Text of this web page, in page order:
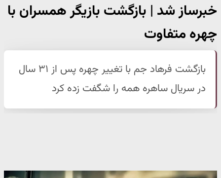
خبرساز شد | بازگشت بازیگر همسران با
چهره متفاوت
بازگشت فرهاد جم با تغییر چهره پس از ۳۱ سال
در سریال ساهره همه را شگفت زده کرد